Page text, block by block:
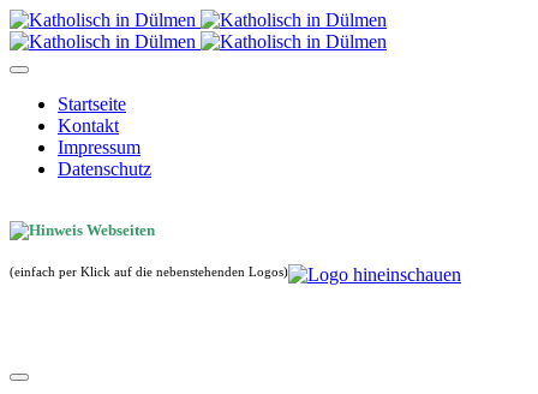
Startseite
Kontakt
Impressum
Datenschutz
(einfach per Klick auf die nebenstehenden Logos)